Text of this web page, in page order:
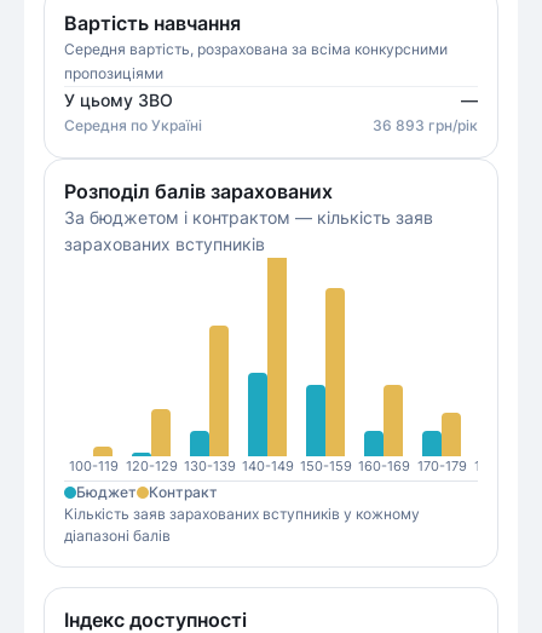
Вартість навчання
Середня вартість, розрахована за всіма конкурсними
пропозиціями
У цьому ЗВО —
Середня по Україні 36 893 грн/рік
Розподіл балів зарахованих
За бюджетом і контрактом — кількість заяв
зарахованих вступників
100-119 120-129 130-139 140-149 150-159 160-169 170-179 180-189
Бюджет
Контракт
Кількість заяв зарахованих вступників у кожному
діапазоні балів
Індекс доступності